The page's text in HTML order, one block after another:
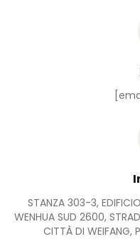
STANZA 303-3,
WENHUA SUD 2600,
CITTÀ DI WEIFANG,